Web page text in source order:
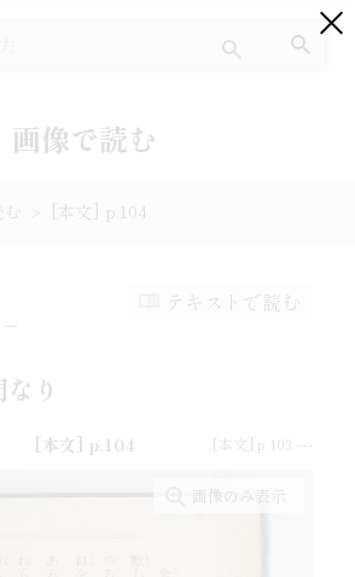
画像で読む
ドクラウドで探す
画像で読む
む [本文] p.104
テキストで読む
り
[本文] p.104 [本文] p.103
画像のみ表示